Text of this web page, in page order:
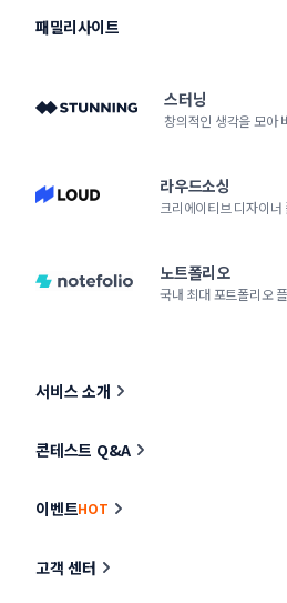
패밀리사이트
스터닝
창의적인 생각을 모아
라우드소싱
크리에이티브 디자이너
노트폴리오
국내 최대 포트폴리오
서비스 소개
콘테스트 Q&A
이벤트HOT
고객 센터